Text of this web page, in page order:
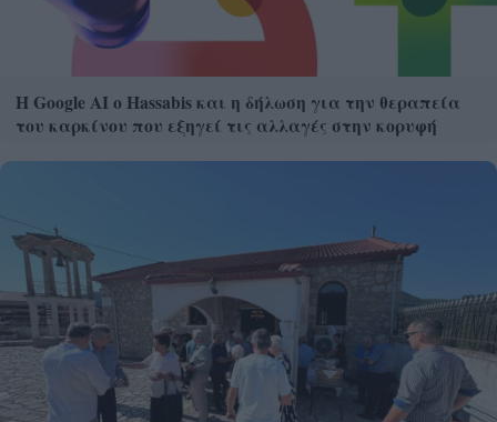
Η Google ΑΙ ο Hassabis και η δήλωση για την θεραπεία
του καρκίνου που εξηγεί τις αλλαγές στην κορυφή